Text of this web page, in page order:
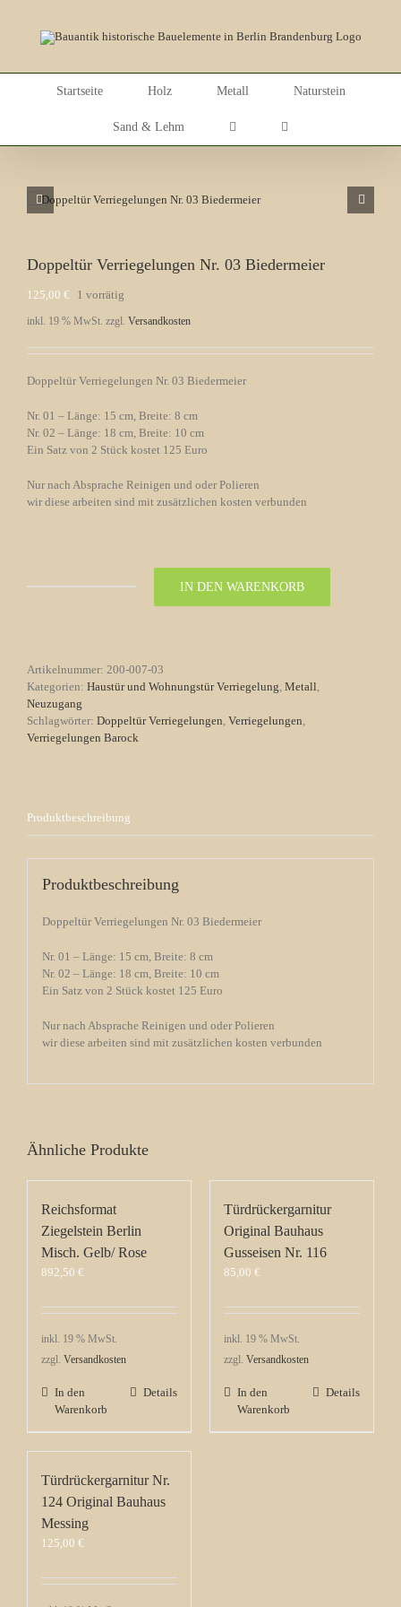
Startseite Holz Metall Naturstein
Sand & Lehm
Doppeltür Verriegelungen Nr. 03 Biedermeier
125,00 € 1 vorrätig
inkl. 19 % MwSt. zzgl. Versandkosten
Doppeltür Verriegelungen Nr. 03 Biedermeier
Nr. 01 – Länge: 15 cm, Breite: 8 cm
Nr. 02 – Länge: 18 cm, Breite: 10 cm
Ein Satz von 2 Stück kostet 125 Euro
Nur nach Absprache Reinigen und oder Polieren
wir diese arbeiten sind mit zusätzlichen kosten verbunden
Verriegelungen
IN DEN WARENKORB
Artikelnummer: 200-007-03
Kategorien: Haustür und Wohnungstür Verriegelung Metall
Neuzugang
Schlagwörter: Doppeltür Verriegelungen Verriegelungen
Verriegelungen Barock
Produktbeschreibung
Produktbeschreibung
Doppeltür Verriegelungen Nr. 03 Biedermeier
Nr. 01 – Länge: 15 cm, Breite: 8 cm
Nr. 02 – Länge: 18 cm, Breite: 10 cm
Ein Satz von 2 Stück kostet 125 Euro
Nur nach Absprache Reinigen und oder Polieren
wir diese arbeiten sind mit zusätzlichen kosten verbunden
Ähnliche Produkte
Reichsformat
Ziegelstein Berlin
Misch. Gelb/ Rose
892,50 €
inkl. 19 % MwSt.
zzgl. Versandkosten
In den
Warenkorb
Details
Türdrückergarnitur
Original Bauhaus
Gusseisen Nr. 116
85,00 €
inkl. 19 % MwSt.
zzgl. Versandkosten
In den
Warenkorb
Details
Türdrückergarnitur Nr.
124 Original Bauhaus
Messing
125,00 €